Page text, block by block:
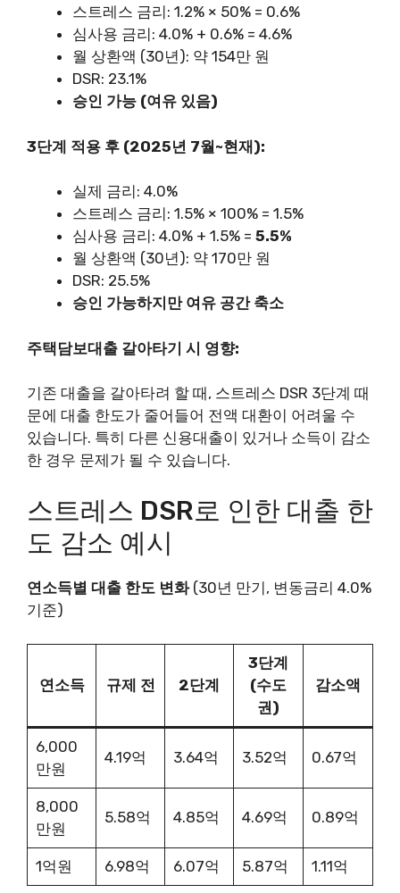
스트레스 금리: 1.2% × 50% = 0.6%
심사용 금리: 4.0% + 0.6% = 4.6%
월 상환액 (30년): 약 154만 원
DSR: 23.1%
승인 가능 (여유 있음)
3단계 적용 후 (2025년 7월~현재):
실제 금리: 4.0%
스트레스 금리: 1.5% × 100% = 1.5%
심사용 금리: 4.0% + 1.5% = 5.5%
월 상환액 (30년): 약 170만 원
DSR: 25.5%
승인 가능하지만 여유 공간 축소
주택담보대출 갈아타기 시 영향:
기존 대출을 갈아타려 할 때, 스트레스 DSR 3단계 때
문에 대출 한도가 줄어들어 전액 대환이 어려울 수
있습니다. 특히 다른 신용대출이 있거나 소득이 감소
한 경우 문제가 될 수 있습니다.
스트레스 DSR로 인한 대출 한
도 감소 예시
연소득별 대출 한도 변화(30년 만기, 변동금리 4.0%
기준)
연소득 규제 전 2단계
3단계
(수도
권)
감소액
6,000
만원
4.19억 3.64억 3.52억 0.67억
8,000
만원
5.58억 4.85억 4.69억 0.89억
1억원 6.98억 6.07억 5.87억 1.11억